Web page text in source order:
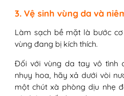
3. Vệ sinh vùng da và
Làm sạch bề mặt là bước
vùng đang bị kích thích.
Đối với vùng da tay vô tình
nhụy hoa, hãy xả dưới vòi
một chút xà phòng dịu nhẹ